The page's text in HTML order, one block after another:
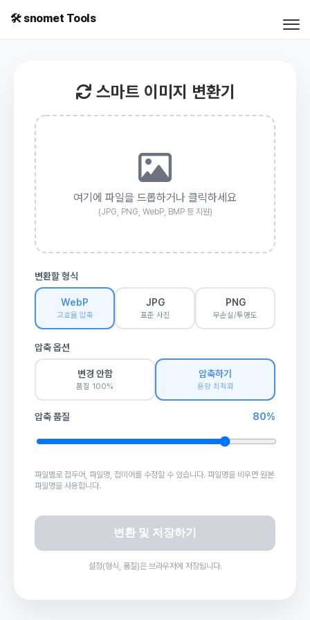
이미지 변환기
🛠️ snomet Tools
스마트 이미지 변환기
여기에 파일을 드롭하거나 클릭하세요
(JPG, PNG, WebP, BMP 등 지원)
변환할 형식
WebP
고효율 압축
JPG
표준 사진
PNG
무손실/투명도
압축 옵션
변경 안함
품질 100%
압축하기
용량 최적화
압축 품질 80%
파일별로 접두어, 파일명, 접미어를 수정할 수 있습니다. 파일명을 비우면 원본
파일명을 사용합니다.
변환 및 저장하기
설정(형식, 품질)은 브라우저에 저장됩니다.